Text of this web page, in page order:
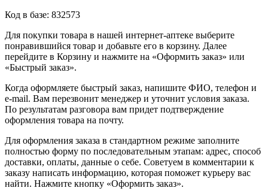
Код в базе: 832573
Для покупки товара в нашей интернет-аптеке выберите
понравившийся товар и добавьте его в корзину. Далее
перейдите в Корзину и нажмите на «Оформить заказ» или
«Быстрый заказ».
Когда оформляете быстрый заказ, напишите ФИО, телефон и
e-mail. Вам перезвонит менеджер и уточнит условия заказа.
По результатам разговора вам придет подтверждение
оформления товара на почту.
Для оформления заказа в стандартном режиме заполните
полностью форму по последовательным этапам: адрес, способ
доставки, оплаты, данные о себе. Советуем в комментарии к
заказу написать информацию, которая поможет курьеру вас
найти. Нажмите кнопку «Оформить заказ».